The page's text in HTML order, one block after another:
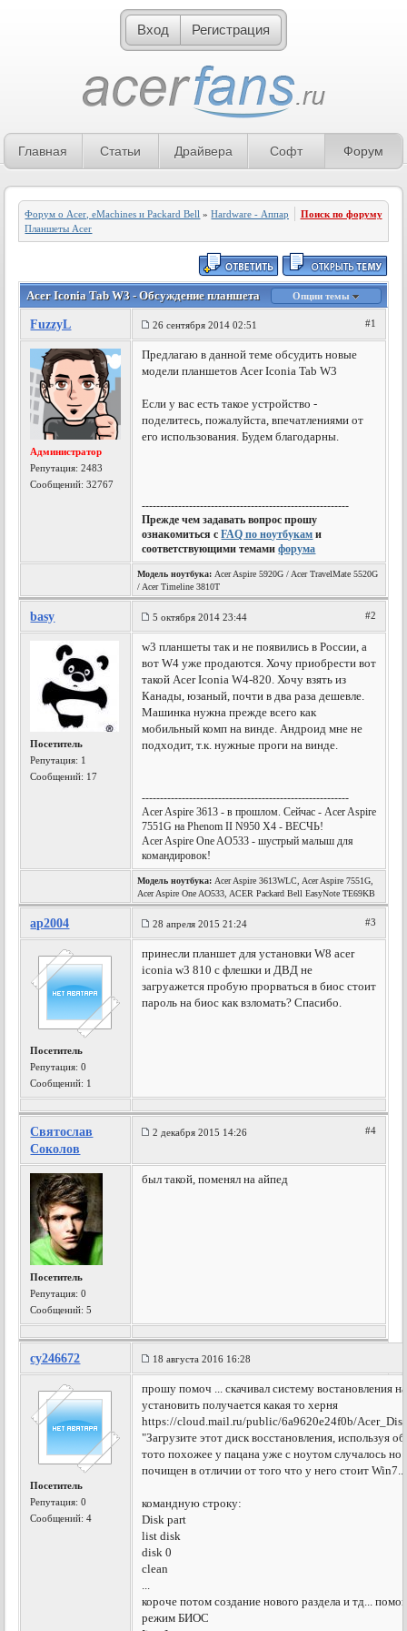
Вход Регистрация
Главная Статьи Драйвера Софт Форум
Форум о Acer, eMachines и Packard Bell »Hardware - Аппаратное обеспечение»
Планшеты Acer
Поиск по форуму
Acer Iconia Tab W3 - Обсуждение планшета Опции темы
FuzzyL 26 сентября 2014 02:51 #1
Администратор
Репутация:2483
Сообщений: 32767
Предлагаю в данной теме обсудить новые
модели планшетов Acer Iconia Tab W3
Если у вас есть такое устройство -
поделитесь, пожалуйста, впечатлениями от
его использования. Будем благодарны.
---------------------------------------------------------
Прежде чем задавать вопрос прошу
ознакомиться сFAQ по ноутбукам и
соответствующими темамифорума
Модель ноутбука: Acer Aspire 5920G / Acer TravelMate 5520G
/ Acer Timeline 3810T
basy 5 октября 2014 23:44 #2
Посетитель
Репутация: 1
Сообщений: 17
w3 планшеты так и не появились в России, а
вот W4 уже продаются. Хочу приобрести вот
такой Acer Iconia W4-820. Хочу взять из
Канады, юзаный, почти в два раза дешевле.
Машинка нужна прежде всего как
мобильный комп на винде. Андроид мне не
подходит, т.к. нужные проги на винде.
---------------------------------------------------------
Acer Aspire 3613 - в прошлом. Сейчас - Acer Aspire
7551G на Phenom II N950 X4 - ВЕСЧЬ!
Acer Aspire One AO533 - шустрый малыш для
командировок!
Модель ноутбука: Acer Aspire 3613WLC, Acer Aspire 7551G,
Acer Aspire One AO533, ACER Packard Bell EasyNote TE69KB
ap2004 28 апреля 2015 21:24 #3
Посетитель
Репутация:0
Сообщений: 1
принесли планшет для установки W8 acer
iconia w3 810 c флешки и ДВД не
загруажется пробую прорваться в биос стоит
пароль на биос как взломать? Спасибо.
Святослав
Соколов
2 декабря 2015 14:26 #4
Посетитель
Репутация:0
Сообщений: 5
был такой, поменял на айпед
cy246672 18 августа 2016 16:28
Посетитель
Репутация:0
Сообщений: 4
прошу помоч ... скачивал систему востановления
установить получается какая то херня
https://cloud.mail.ru/public/6a9620e24f0b/
"Загрузите этот диск восстановления, используя
тото похожее у пацана уже с ноутом случалось
почищен в отличии от того что у него стоит
командную строку:
Disk part
list disk
disk 0
clean
...
короче потом создание нового раздела и тд...
режим БИОС